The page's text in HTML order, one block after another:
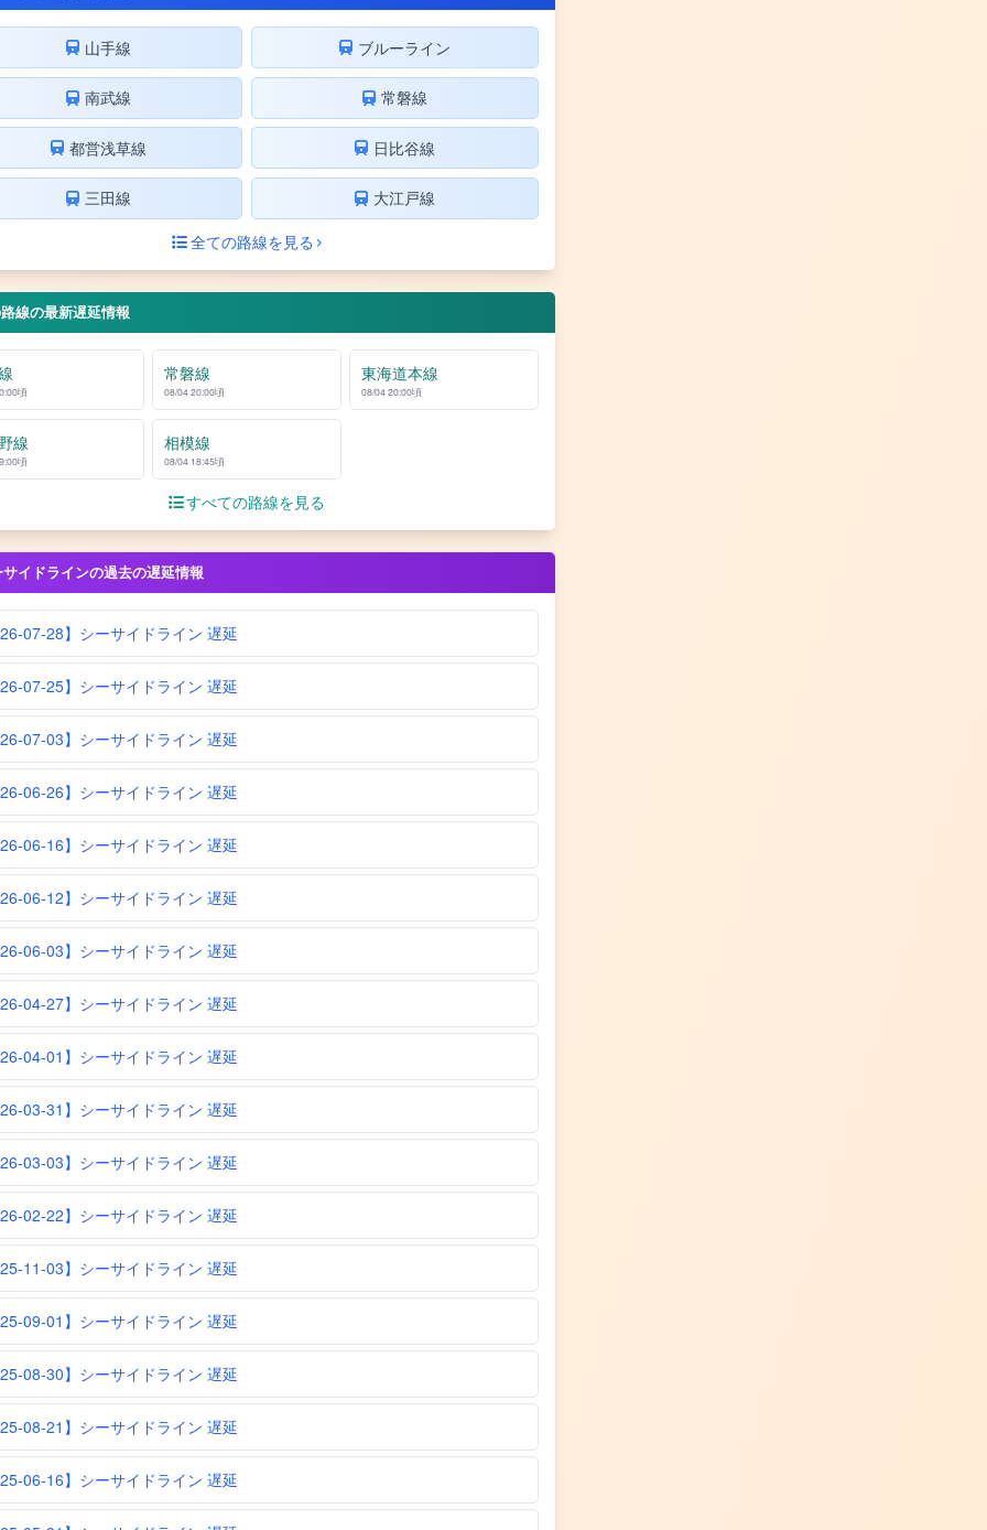
山手線 ブルーライン
南武線 常磐線
都営浅草線 日比谷線
三田線
大江戸線
全ての路線を見る
線の最新遅延情報
頃
常磐線
08/04 20:00頃
東海道本線
08/04 20:00頃
線
頃
相模線
08/04 18:45頃
すべての路線を見る
イドラインの過去の遅延情報
07-28】シーサイドライン 遅延
07-25】シーサイドライン 遅延
07-03】シーサイドライン 遅延
06-26】シーサイドライン 遅延
06-16】シーサイドライン 遅延
06-12】シーサイドライン 遅延
06-03】シーサイドライン 遅延
04-27】シーサイドライン 遅延
04-01】シーサイドライン 遅延
03-31】シーサイドライン 遅延
03-03】シーサイドライン 遅延
02-22】シーサイドライン 遅延
11-03】シーサイドライン 遅延
09-01】シーサイドライン 遅延
08-30】シーサイドライン 遅延
08-21】シーサイドライン 遅延
06-16】シーサイドライン 遅延